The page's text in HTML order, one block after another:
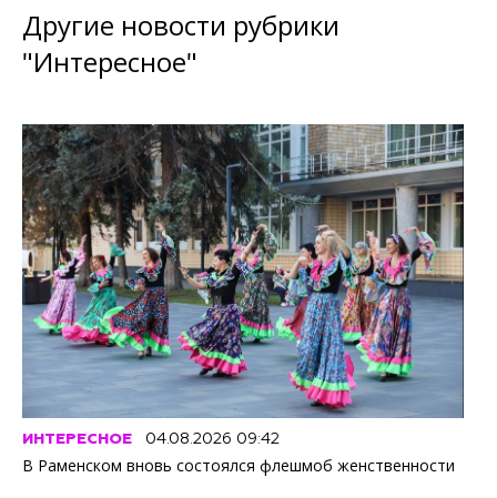
Другие новости рубрики
"Интересное"
ИНТЕРЕСНОЕ 04.08.2026 09:42
В Раменском вновь состоялся флешмоб женственности